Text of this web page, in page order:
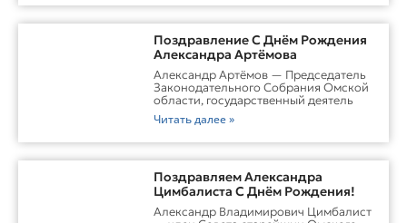
Поздравление С Днём Рождения
Александра Артёмова
Александр Артёмов — Председатель
Законодательного Собрания Омской
области, государственный деятель
Читать далее »
Поздравляем Александра
Цимбалиста С Днём Рождения!
Александр Владимирович Цимбалист